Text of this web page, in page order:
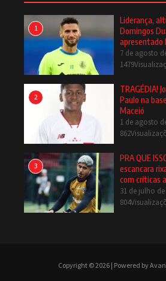
1
Liderança,
Domingos
apresentado
7 de agosto
2
TRAGÉDIA!
Paulo na
Maceió
1 de agosto
3
PRA QUE
escancara
com críticas
31 de julho de
Copyright © 2026 | Powered by